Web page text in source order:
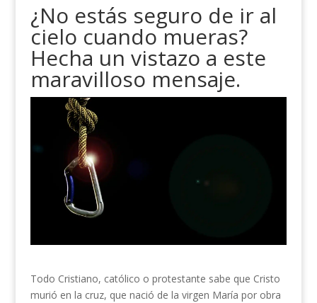
¿No estás seguro de ir al
cielo cuando mueras?
Hecha un vistazo a este
maravilloso mensaje.
Todo Cristiano, católico o protestante sabe que Cristo
murió en la cruz, que nació de la virgen María por obra